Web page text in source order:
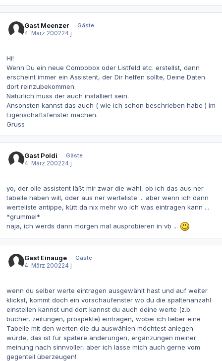
Gast Meenzer
Gäste
4. März 200224 j
Hi!
Wenn Du ein neue Combobox oder Listfeld etc. erstellst, dann
erscheint immer ein Assistent, der Dir helfen sollte, Deine Daten
dort reinzubekommen.
Natürlich muss der auch installiert sein.
Ansonsten kannst das auch ( wie ich schon beschrieben habe ) im
Eigenschaftsfenster machen.
Gruss
Gast Poldi
Gäste
4. März 200224 j
yo, der olle assistent läßt mir zwar die wahl, ob ich das aus ner
tabelle haben will, oder aus ner werteliste ... aber wenn ich dann
werteliste antippe, kütt da nix mehr wo ich was eintragen kann ...
*grummel*
naja, ich werds dann morgen mal ausprobieren in vb ...
Gast Einauge
Gäste
4. März 200224 j
wenn du selber werte eintragen ausgewählt hast und auf weiter
klickst, kommt doch ein vorschaufenster wo du die spaltenanzahl
einstellen kannst und dort kannst du auch deine werte (z.b.
bücher, zeitungen, prospekte) eintragen, wobei ich lieber eine
Tabelle mit den werten die du auswählen möchtest anlegen
würde, das ist für spätere änderungen, ergänzungen meiner
meinung nach sinnvoller, aber ich lasse mich auch gerne vom
gegenteil überzeugen!